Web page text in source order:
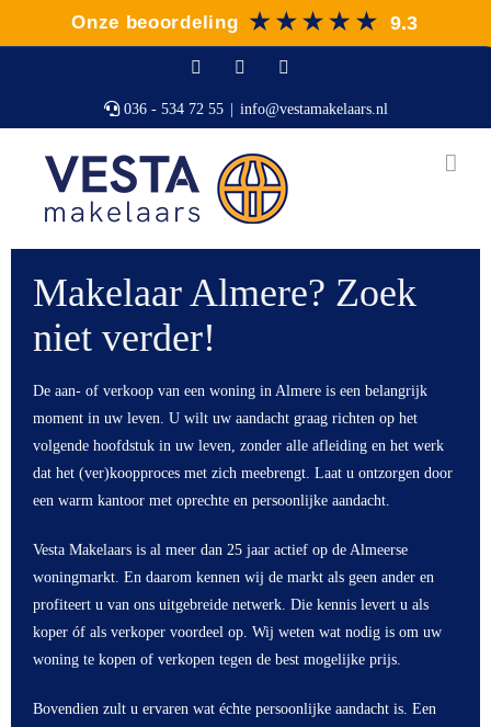
Facebook
036 - 534 72 55 info@vestamakelaars.nl
Makelaar Almere? Zoek
niet verder!
De aan- of verkoop van een woning in Almere is een belangrijk
moment in uw leven. U wilt uw aandacht graag richten op het
volgende hoofdstuk in uw leven, zonder alle afleiding en het werk
dat het (ver)koopproces met zich meebrengt. Laat u ontzorgen door
een warm kantoor met oprechte en persoonlijke aandacht.
Vesta Makelaars is al meer dan 25 jaar actief op de Almeerse
woningmarkt. En daarom kennen wij de markt als geen ander en
profiteert u van ons uitgebreide netwerk. Die kennis levert u als
koper óf als verkoper voordeel op. Wij weten wat nodig is om uw
woning te kopen of verkopen tegen de best mogelijke prijs.
Bovendien zult u ervaren wat échte persoonlijke aandacht is. Een